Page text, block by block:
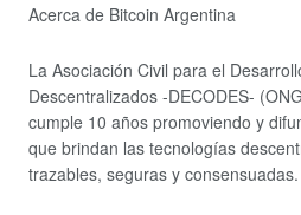
Acerca de Bitcoin Argentina
La Asociación Civil para el
Descentralizados -DECODES-
cumple 10 años promoviendo y
que brindan las tecnologías
trazables, seguras y consensuadas.